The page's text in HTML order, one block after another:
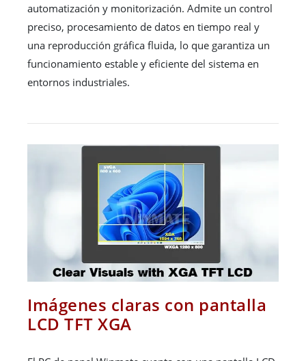
automatización y monitorización. Admite un control
preciso, procesamiento de datos en tiempo real y
una reproducción gráfica fluida, lo que garantiza un
funcionamiento estable y eficiente del sistema en
entornos industriales.
Imágenes claras con pantalla
LCD TFT XGA